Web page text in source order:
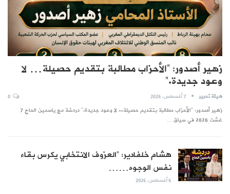
زهير أصدور: “الأحزاب مطالبة بتقديم حصيلة… لا
وعود جديدة.”
هيئة تحرير 7 أغسطس, 2026
زهير أصدور: "الأحزاب مطالبة بتقديم حصيلة... لا وعود جديدة." دردشة مع ياسمين الحاج 7
غشت 2026 في سياق…
هشام خلفادير: “العزوف الانتخابي يكرس بقاء
نفس الوجوه……
6 أغسطس, 2026